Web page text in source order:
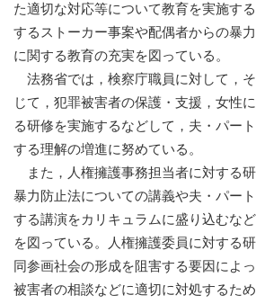
た適切な対応等について教育を実施す
するストーカー事案や配偶者からの暴
に関する教育の充実を図っている。
法務省では，検察庁職員に対して，
じて，犯罪被害者の保護・支援，女性
る研修を実施するなどして，夫・パー
する理解の増進に努めている。
また，人権擁護事務担当者に対する
暴力防止法についての講義や夫・パー
する講演をカリキュラムに盛り込むな
を図っている。人権擁護委員に対する
同参画社会の形成を阻害する要因によ
被害者の相談などに適切に対処するた